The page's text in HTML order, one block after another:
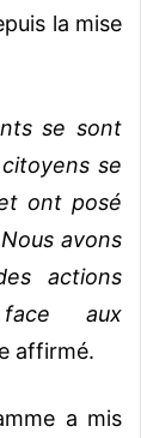
la mise
se sont
se
ont posé
avons
actions
aux
affirmé.
a mis